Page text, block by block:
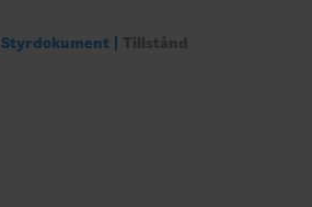
Styrdokument Tillstånd